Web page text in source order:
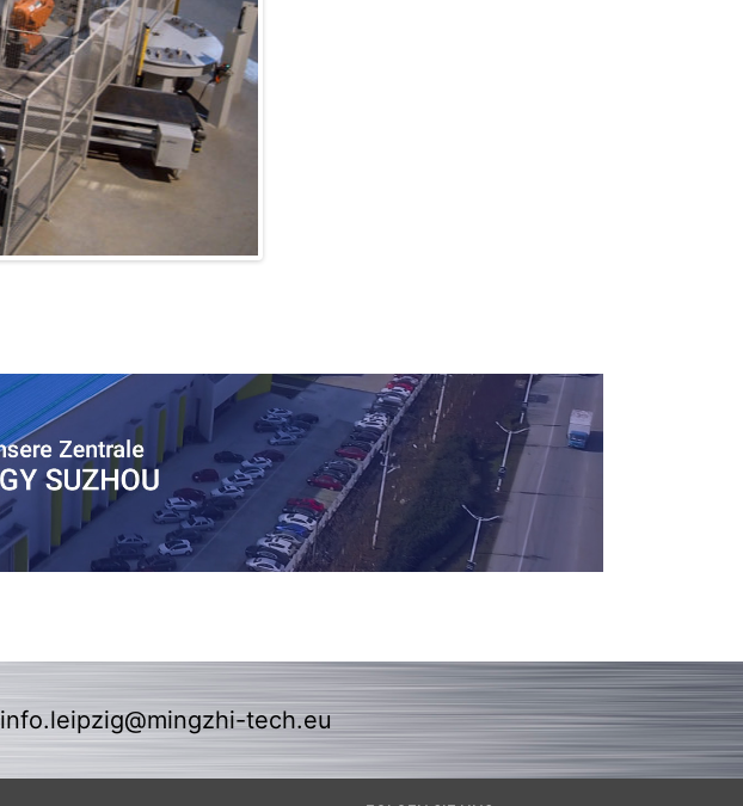
info.leipzig@mingzhi-tech.eu